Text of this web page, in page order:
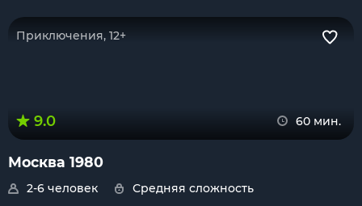
Приключения, 12+
9.0 60 мин.
Москва 1980
2-6 человек
Средняя сложность